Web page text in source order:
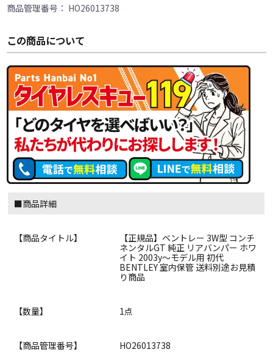
商品管理番号： HO26013738
この商品について
■商品詳細
【商品タイトル】
【正規品】ベントレー 3W型 コンチ
ネンタルGT 純正 リアバンパー ホワ
イト 2003y～モデル用 初代
BENTLEY 室内保管 送料別途お見積
り商品
【数量】 1点
【商品管理番号】 HO26013738